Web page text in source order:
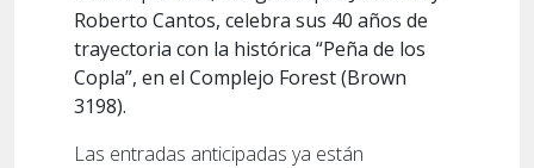
Roberto Cantos, celebra sus 40 años de
trayectoria con la histórica “Peña de los
Copla”, en el Complejo Forest (Brown
3198).
Las entradas anticipadas ya están